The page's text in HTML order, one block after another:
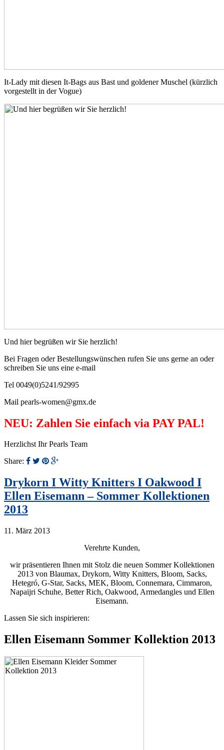
It-Lady mit diesen It-Bags aus Bast und goldener Muschel (kürzlich
vorgestellt in der Vogue)
Und hier begrüßen wir Sie herzlich!
Bei Fragen oder Bestellungswünschen rufen Sie uns gerne an oder
schreiben Sie uns eine e-mail
Tel 0049(0)5241/92995
Mail pearls-women@gmx.de
NEU: Zahlen Sie einfach via PAY PAL!
Herzlichst Ihr Pearls Team
Share:
Drykorn I Witty Knitters I Oakwood I
Ellen Eisemann – Sommer Kollektionen
2013
11. März 2013
Verehrte Kunden,
wir präsentieren Ihnen mit Stolz die neuen Sommer Kollektionen
2013 von Blaumax, Drykorn, Witty Knitters, Bloom, Sacks,
Hetegró, G-Star, Sacks, MEK, Bloom, Connemara, Cimmaron,
Napaijri Schuhe, Better Rich, Oakwood, Armedangles und Ellen
Eisemann.
Lassen Sie sich inspirieren:
Ellen Eisemann Sommer Kollektion 2013